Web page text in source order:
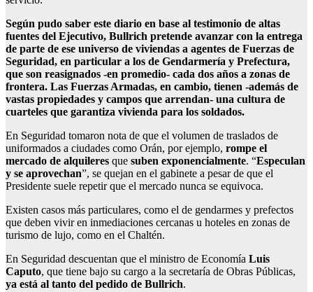
Según pudo saber este diario en base al testimonio de altas
fuentes del Ejecutivo, Bullrich pretende avanzar con la entrega
de parte de ese universo de viviendas a agentes de Fuerzas de
Seguridad, en particular a los de Gendarmería y Prefectura,
que son reasignados -en promedio- cada dos años a zonas de
frontera. Las Fuerzas Armadas, en cambio, tienen -además de
vastas propiedades y campos que arrendan- una cultura de
cuarteles que garantiza vivienda para los soldados.
En Seguridad tomaron nota de que el volumen de traslados de
uniformados a ciudades como Orán, por ejemplo, rompe el
mercado de alquileres que suben exponencialmente. “Especulan
y se aprovechan”, se quejan en el gabinete a pesar de que el
Presidente suele repetir que el mercado nunca se equivoca.
Existen casos más particulares, como el de gendarmes y prefectos
que deben vivir en inmediaciones cercanas u hoteles en zonas de
turismo de lujo, como en el Chaltén.
En Seguridad descuentan que el ministro de Economía Luis
Caputo, que tiene bajo su cargo a la secretaría de Obras Públicas,
ya está al tanto del pedido de Bullrich.